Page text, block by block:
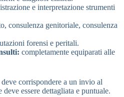
e interpretazione strumenti
consulenza genitoriale, consulenza
forensi e peritali.
completamente equiparati alle
corrispondere a un invio al
essere dettagliata e puntuale.